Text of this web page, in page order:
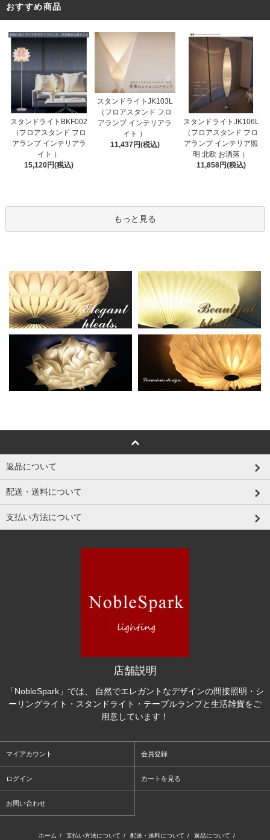
おすすめ商品
スタンドライトBKF002
（フロアスタンド フロ
アランプ インテリアラ
イト ）
15,120円(税込)
スタンドライトJK103L
（フロアスタンド フロ
アランプ インテリアラ
イト ）
11,437円(税込)
スタンドライトJK106L
（フロアスタンド フロ
アランプ インテリア照
明 北欧 お洒落 ）
11,858円(税込)
もっと見る
返品について
配送・送料について
支払い方法について
店舗説明
「NobleSpark」では、 自然でエレガントなデザインの間接照明・シ
ーリングライト・スタンドライト・テーブルランプと生活雑貨をご
用意しています！
マイアカウント 会員登録
ログイン カートを見る
お問い合わせ
ホーム / 支払い方法について / 配送・送料について / 返品について /